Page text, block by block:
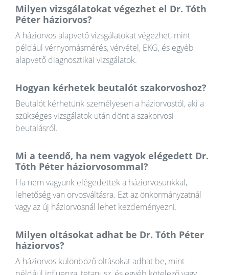
Milyen vizsgálatokat végezhet el Dr. Tóth
Péter háziorvos?
A háziorvos alapvető vizsgálatokat végezhet, mint
például vérnyomásmérés, vérvétel, EKG, és egyéb
alapvető diagnosztikai vizsgálatok.
Hogyan kérhetek beutalót szakorvoshoz?
Beutalót kérhetünk személyesen a háziorvostól, aki a
szükséges vizsgálatok után dönt a szakorvosi
beutalásról.
Mi a teendő, ha nem vagyok elégedett Dr.
Tóth Péter háziorvosommal?
Ha nem vagyunk elégedettek a háziorvosunkkal,
lehetőség van orvosváltásra. Ezt az önkormányzatnál
vagy az új háziorvosnál lehet kezdeményezni.
Milyen oltásokat adhat be Dr. Tóth Péter
háziorvos?
A háziorvos különböző oltásokat adhat be, mint